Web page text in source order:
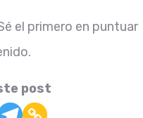
el primero en puntuar
post